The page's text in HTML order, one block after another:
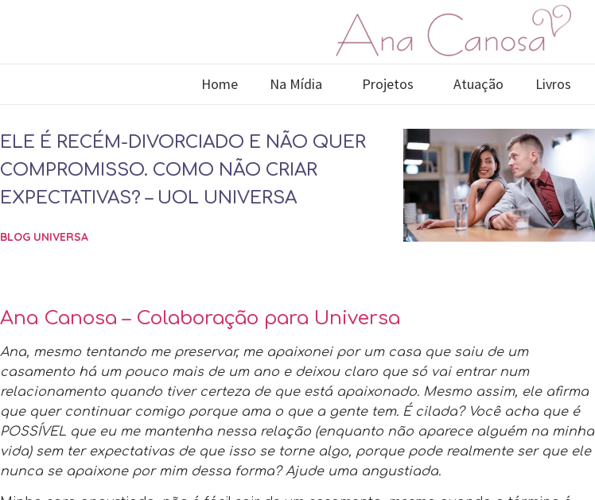
Home Na Mídia Projetos Atuação Livros
ELE É RECÉM-DIVORCIADO E NÃO QUER
COMPROMISSO. COMO NÃO CRIAR
EXPECTATIVAS? – UOL UNIVERSA
BLOG UNIVERSA
Ana Canosa – Colaboração para Universa
Ana, mesmo tentando me preservar, me apaixonei por um casa que saiu de um
casamento há um pouco mais de um ano e deixou claro que só vai entrar num
relacionamento quando tiver certeza de que está apaixonado. Mesmo assim, ele afirma
que quer continuar comigo porque ama o que a gente tem. É cilada? Você acha que é
POSSÍVEL que eu me mantenha nessa relação (enquanto não aparece alguém na minha
vida) sem ter expectativas de que isso se torne algo, porque pode realmente ser que ele
nunca se apaixone por mim dessa forma? Ajude uma angustiada.